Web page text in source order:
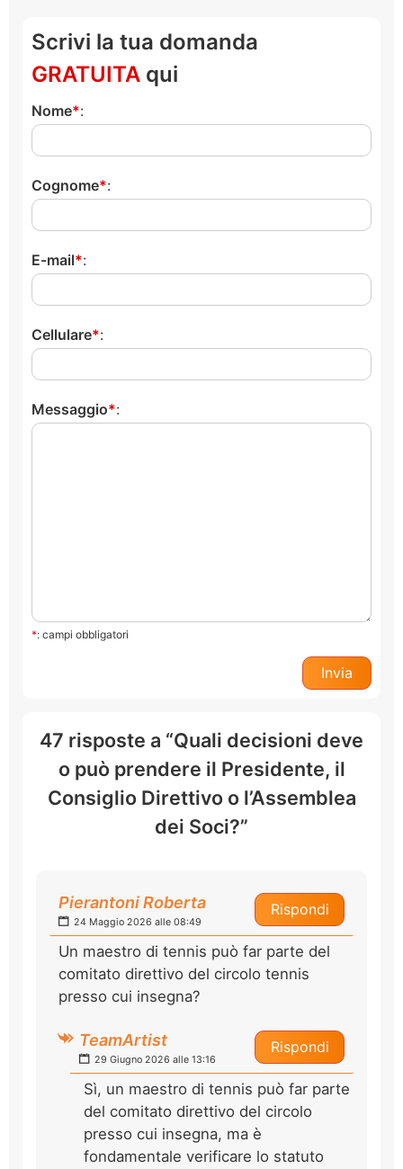
Scrivi la tua domanda
GRATUITA qui
Nome :
Cognome :
E-mail :
Cellulare :
Messaggio :
*: campi obbligatori
47 risposte a “Quali decisioni deve
o può prendere il Presidente, il
Consiglio Direttivo o l’Assemblea
dei Soci?”
Rispondi
Pierantoni Roberta
24 Maggio 2026 alle 08:49
Un maestro di tennis può far parte del
comitato direttivo del circolo tennis
presso cui insegna?
Rispondi
TeamArtist
29 Giugno 2026 alle 13:16
Sì, un maestro di tennis può far parte
del comitato direttivo del circolo
presso cui insegna, ma è
fondamentale verificare lo statuto